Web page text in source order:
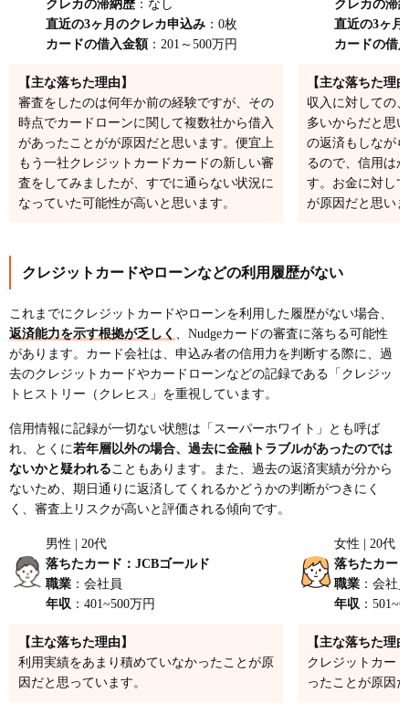
クレカの滞納歴 ：なし
直近の3ヶ月のクレカ申込み ：0枚
カードの借入金額 ：201～500万円
【主な落ちた理由】
審査をしたのは何年か前の経験ですが、その
時点でカードローンに関して複数社から借入
があったことがが原因だと思います。便宜上
もう一社クレジットカードカードの新しい審
査をしてみましたが、すでに通らない状況に
なっていた可能性が高いと思います。
クレカの滞
直近の3ヶ月
カードの借
【主な落ちた理
収入に対しての
多いからだと思
の返済もしなが
るので、信用は
す。お金に対し
が原因だと思い
クレジットカードやローンなどの利用履歴がない
これまでにクレジットカードやローンを利用した履歴がない場合、
返済能力を示す根拠が乏しく 、Nudgeカードの審査に落ちる可能性
があります。カード会社は、申込み者の信用力を判断する際に、過
去のクレジットカードやカードローンなどの記録である「クレジッ
トヒストリー（クレヒス」を重視しています。
信用情報に記録が一切ない状態は「スーパーホワイト」とも呼ば
れ、とくに若年層以外の場合、過去に金融トラブルがあったのでは
ないかと疑われることもあります。また、過去の返済実績が分から
ないため、期日通りに返済してくれるかどうかの判断がつきにく
く、審査上リスクが高いと評価される傾向です。
男性 | 20代
落ちたカード：JCBゴールド
職業 ：会社員
年収 ：401~500万円
【主な落ちた理由】
利用実績をあまり積めていなかったことが原
因だと思っています。
女性 | 20代
落ちたカー
職業 ：会社
年収 ：
【主な落ちた理
クレジットカー
ったことが原因